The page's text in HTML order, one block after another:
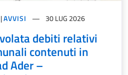
|AVVISI 30 LUG 2026
debiti relativi
contenuti in
Ader –